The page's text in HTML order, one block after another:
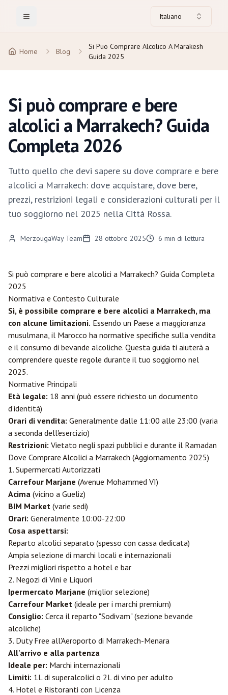
Toggle Menu Italiano
Home Blog
Si Puo Comprare Alcolico A Marakesh
Guida 2025
Si può comprare e bere
alcolici a Marrakech? Guida
Completa 2026
Tutto quello che devi sapere su dove comprare e bere
alcolici a Marrakech: dove acquistare, dove bere,
prezzi, restrizioni legali e considerazioni culturali per il
tuo soggiorno nel 2025 nella Città Rossa.
MerzougaWay Team 28 ottobre 2025 6 min di lettura
Si può comprare e bere alcolici a Marrakech? Guida Completa
2025
Normativa e Contesto Culturale
Sì, è possibile comprare e bere alcolici a Marrakech, ma
con alcune limitazioni. Essendo un Paese a maggioranza
musulmana, il Marocco ha normative specifiche sulla vendita
e il consumo di bevande alcoliche. Questa guida ti aiuterà a
comprendere queste regole durante il tuo soggiorno nel
2025.
Normative Principali
Età legale: 18 anni (può essere richiesto un documento
d'identità)
Orari di vendita: Generalmente dalle 11:00 alle 23:00 (varia
a seconda dell'esercizio)
Restrizioni: Vietato negli spazi pubblici e durante il Ramadan
Dove Comprare Alcolici a Marrakech (Aggiornamento 2025)
1. Supermercati Autorizzati
Carrefour Marjane (Avenue Mohammed VI)
Acima (vicino a Gueliz)
BIM Market (varie sedi)
Orari: Generalmente 10:00-22:00
Cosa aspettarsi:
Reparto alcolici separato (spesso con cassa dedicata)
Ampia selezione di marchi locali e internazionali
Prezzi migliori rispetto a hotel e bar
2. Negozi di Vini e Liquori
Ipermercato Marjane (miglior selezione)
Carrefour Market (ideale per i marchi premium)
Consiglio: Cerca il reparto "Sodivam" (sezione bevande
alcoliche)
3. Duty Free all'Aeroporto di Marrakech-Menara
All'arrivo e alla partenza
Ideale per: Marchi internazionali
Limiti: 1L di superalcolici o 2L di vino per adulto
4. Hotel e Ristoranti con Licenza